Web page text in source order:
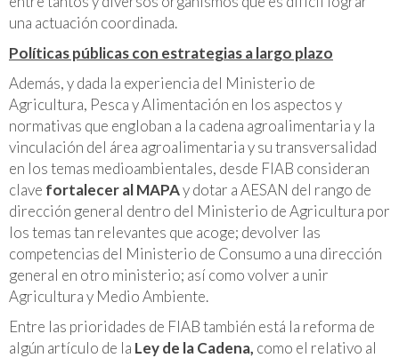
una actuación coordinada.
Políticas públicas con estrategias a largo plazo
Además, y dada la experiencia del Ministerio de
Agricultura, Pesca y Alimentación en los aspectos y
normativas que engloban a la cadena agroalimentaria y la
vinculación del área agroalimentaria y su transversalidad
en los temas medioambientales, desde FIAB consideran
clave fortalecer al MAPAy dotar a AESAN del rango de
dirección general dentro del Ministerio de Agricultura por
los temas tan relevantes que acoge; devolver las
competencias del Ministerio de Consumo a una dirección
general en otro ministerio; así como volver a unir
Agricultura y Medio Ambiente.
Entre las prioridades de FIAB también está la reforma de
algún artículo de la Ley de la Cadena, como el relativo al